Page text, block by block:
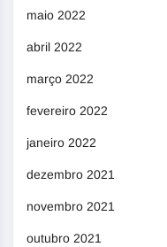
maio 2022
abril 2022
março 2022
fevereiro 2022
janeiro 2022
dezembro 2021
novembro 2021
outubro 2021